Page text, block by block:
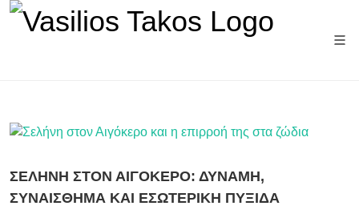
Άρθρα αστρολογίας
ΣΕΛΗΝΗ ΣΤΟΝ ΑΙΓΟΚΕΡΟ: ΔΥΝΑΜΗ,
ΣΥΝΑΙΣΘΗΜΑ ΚΑΙ ΕΣΩΤΕΡΙΚΗ ΠΥΞΙΔΑ